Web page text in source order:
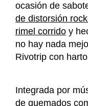
ocasión de
de distorsión
rimel corrido y
no hay nada
Rivotrip con
Integrada por
de quemados